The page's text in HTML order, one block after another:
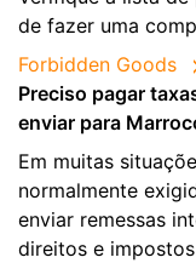
de fazer uma
Forbidden Goods
Preciso pagar
enviar para
Em muitas
normalmente
enviar remessas
direitos e